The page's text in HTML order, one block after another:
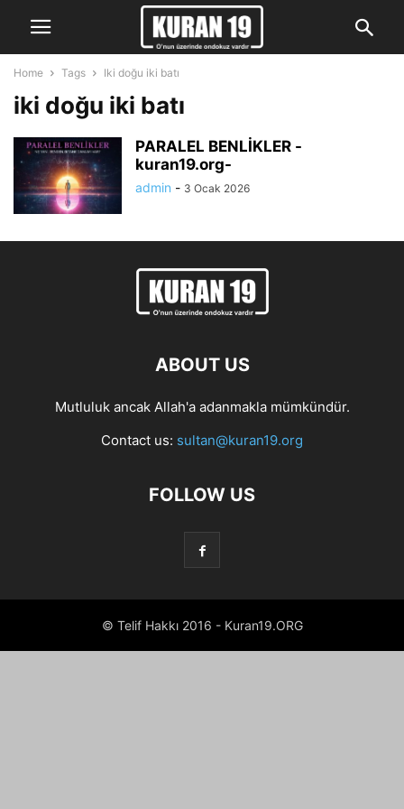
Home Tags Iki doğu iki batı
iki doğu iki batı
PARALEL BENLİKLER -
kuran19.org-
admin - 3 Ocak 2026
ABOUT US
Mutluluk ancak Allah'a adanmakla mümkündür.
Contact us: sultan@kuran19.org
FOLLOW US
© Telif Hakkı 2016 - Kuran19.ORG